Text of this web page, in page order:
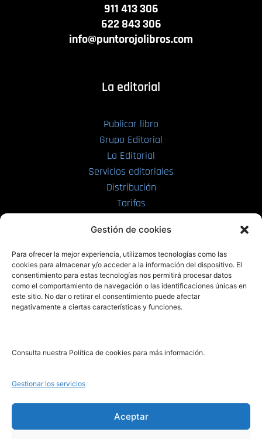
Gestión de cookies
Para ofrecer la mejor experiencia, utilizamos tecnologías como las
cookies para almacenar y/o acceder a la información del dispositivo. El
consentimiento para estas tecnologías nos permitirá procesar datos
como el comportamiento de navegación o las identificaciones únicas en
este sitio. No dar o retirar el consentimiento puede afectar
negativamente a ciertas características y funciones.
Consulta nuestra Política de cookies para más información.
Gestionar los servicios
Aceptar
911 413 306
622 843 306
info@puntorojolibros.com
La editorial
Publicar libro
Grupo Editorial
La Editorial
Servicios editoriales
Distribución
Tarifas
PRL | Films
PRL | Play
PRL | LAB
Noticias
Legal